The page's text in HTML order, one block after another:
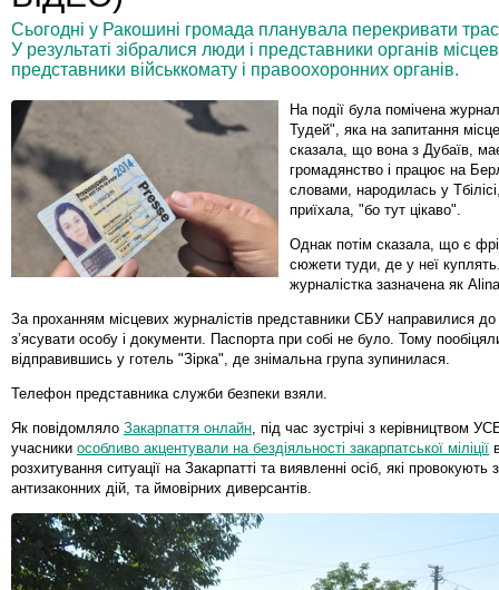
Сьогодні у Ракошині громада планувала перекривати
У результаті зібралися люди і представники органів
представники військкомату і правоохоронних органів.
На події була помічена
Тудей", яка на запитання
сказала, що вона з Дубаїв,
громадянство і працює на
словами, народилась у
приїхала, "бо тут цікаво".
Однак потім сказала, що є
сюжети туди, де у неї
журналістка зазначена як
За проханням місцевих журналістів представники СБУ направилися
з’ясувати особу і документи. Паспорта при собі не було. Тому
відправившись у готель "Зірка", де знімальна група зупинилася.
Телефон представника служби безпеки взяли.
Як повідомляло Закарпаття онлайн під час зустрічі з керівництвом
учасники особливо акцентували на бездіяльності закарпатської міліції
розхитування ситуації на Закарпатті та виявленні осіб, які провокують
антизаконних дій, та ймовірних диверсантів